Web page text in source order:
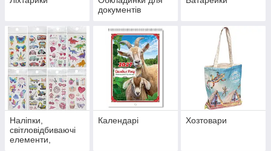
документів
Наліпки,
світловідбиваючі
елементи,
Календарі Хозтовари